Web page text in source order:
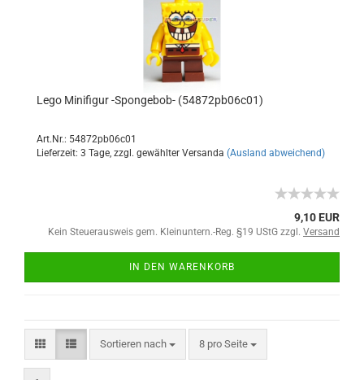
Lego Minifigur -Spongebob- (54872pb06c01)
Art.Nr.: 54872pb06c01
Lieferzeit: 3 Tage, zzgl. gewählter Versanda (Ausland abweichend)
9,10 EUR
Kein Steuerausweis gem. Kleinuntern.-Reg. §19 UStG zzgl. Versand
IN DEN WARENKORB
Sortieren nach 8 pro Seite